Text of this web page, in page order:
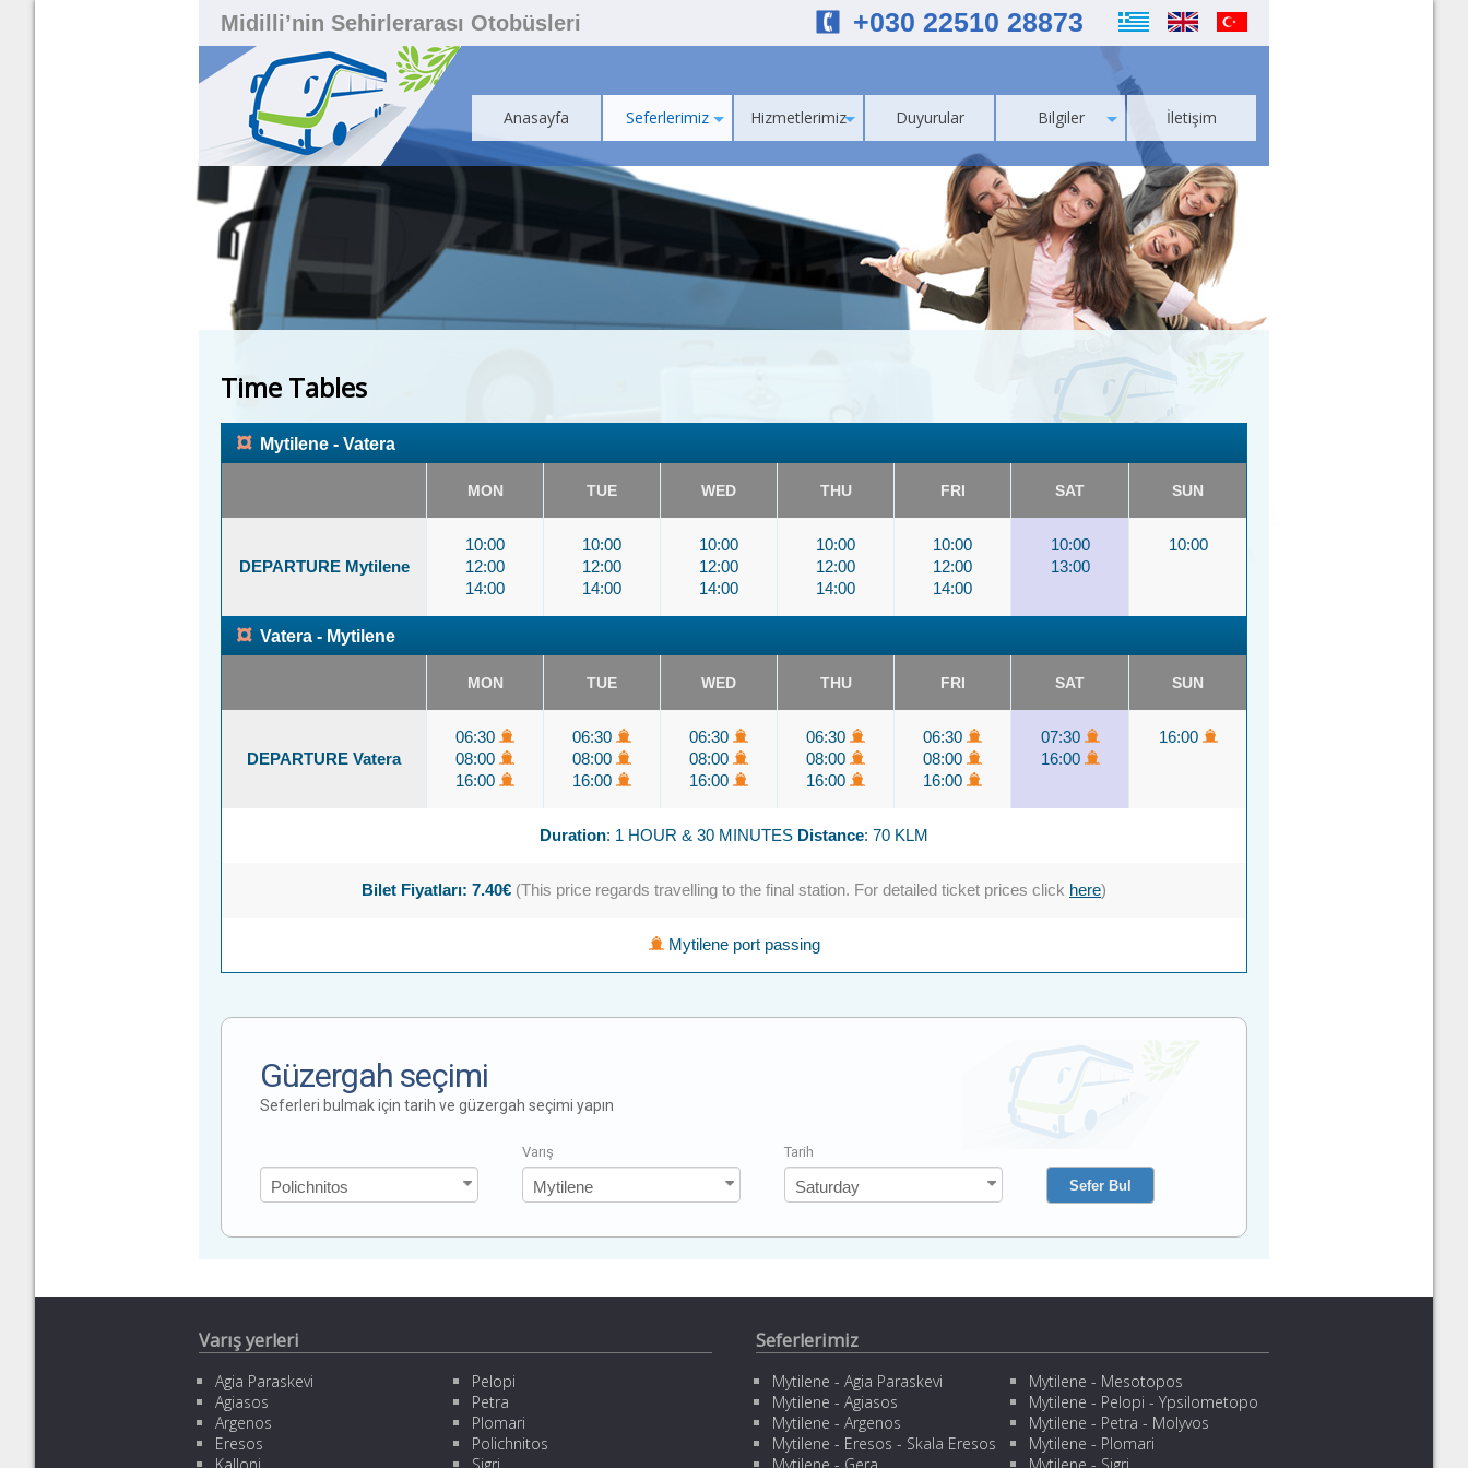
Midilli’nin Sehirlerarası Otobüsleri +030 22510 28873
Anasayfa Seferlerimiz Hizmetlerimiz Duyurular Bilgiler İletişim
Time Tables
¤ Mytilene - Vatera
MON TUE WED THU FRI SAT SUN
DEPARTURE Mytilene
10:00
12:00
14:00
10:00
12:00
14:00
10:00
12:00
14:00
10:00
12:00
14:00
10:00
12:00
14:00
10:00
13:00
10:00
¤ Vatera - Mytilene
MON TUE WED THU FRI SAT SUN
DEPARTURE Vatera
06:30
08:00
16:00
06:30
08:00
16:00
06:30
08:00
16:00
06:30
08:00
16:00
06:30
08:00
16:00
07:30
16:00
16:00
Duration: 1 HOUR & 30 MINUTES Distance: 70 KLM
Bilet Fiyatları: 7.40€ (This price regards travelling to the final station. For detailed ticket prices click here)
Mytilene port passing
Güzergah seçimi
Seferleri bulmak için tarih ve güzergah seçimi yapın
Varış Tarih
Varış yerleri Seferlerimiz
Agia Paraskevi
Agiasos
Argenos
Eresos
Pelopi
Petra
Plomari
Polichnitos
Mytilene - Agia Paraskevi
Mytilene - Agiasos
Mytilene - Argenos
Mytilene - Eresos - Skala Eresos
Mytilene - Mesotopos
Mytilene - Pelopi - Ypsilometopo
Mytilene - Petra - Molyvos
Mytilene - Plomari